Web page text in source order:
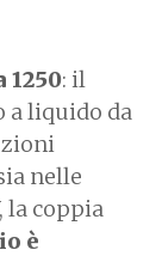
1250: il
a liquido da
nelle
la coppia
è